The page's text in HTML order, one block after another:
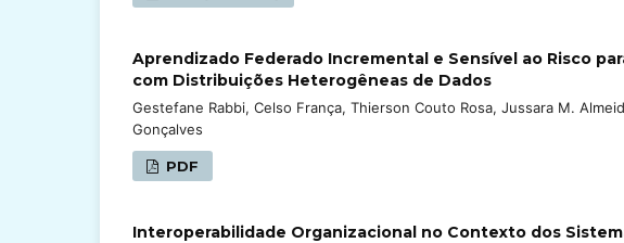
Aprendizado Federado Incremental e Sensível ao Risco
com Distribuições Heterogêneas de Dados
Gestefane Rabbi, Celso França, Thierson Couto Rosa, Jussara M.
Gonçalves
PDF
Interoperabilidade Organizacional no Contexto dos